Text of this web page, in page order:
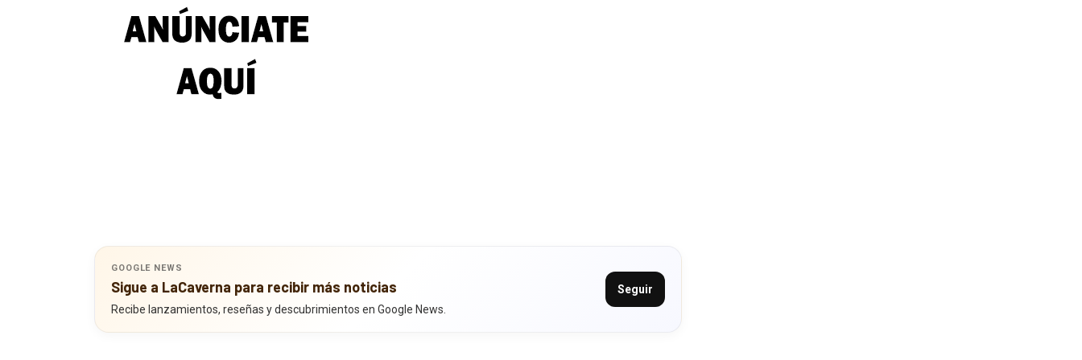
GOOGLE NEWS
Sigue a LaCaverna para recibir más noticias
Recibe lanzamientos, reseñas y descubrimientos en Google News.
Seguir